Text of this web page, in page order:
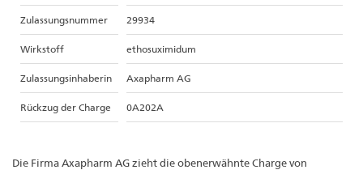
Zulassungsnummer 29934
Wirkstoff ethosuximidum
Zulassungsinhaberin Axapharm AG
Rückzug der Charge 0A202A
Die Firma Axapharm AG zieht die obenerwähnte Charge von